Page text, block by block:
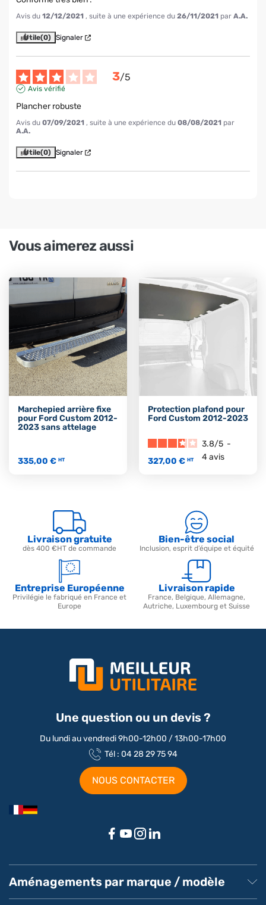
Avis du 12/12/2021 , suite à une expérience du 26/11/2021 par A.A.
Utile(0) Signaler
3/5
Avis vérifié
Plancher robuste
Avis du 07/09/2021 , suite à une expérience du 08/08/2021 par
A.A.
Utile(0) Signaler
Vous aimerez aussi
Marchepied arrière fixe
pour Ford Custom 2012-
2023 sans attelage
335,00 € HT
Protection plafond pour
Ford Custom 2012-2023
3.8/5 -
4avis
327,00 € HT
Livraison gratuite
dès 400 €HT de commande
Bien-être social
Inclusion, esprit d’équipe et équité
Entreprise Européenne
Privilégie le fabriqué en France et
Europe
Livraison rapide
France, Belgique, Allemagne,
Autriche, Luxembourg et Suisse
Une question ou un devis ?
Du lundi au vendredi 9h00-12h00 / 13h00-17h00
Tél : 04 28 29 75 94
NOUS CONTACTER
Aménagements par marque / modèle